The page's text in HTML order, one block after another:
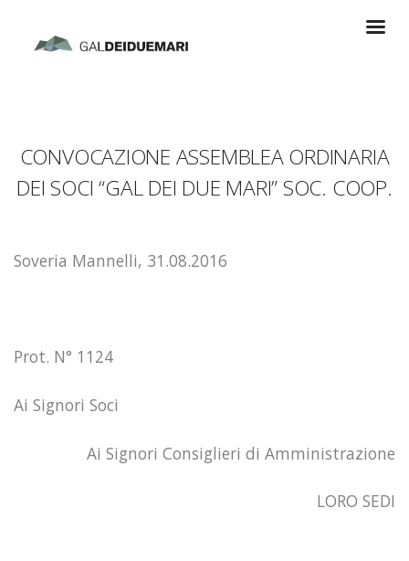
CONVOCAZIONE ASSEMBLEA ORDINARIA
DEI SOCI “GAL DEI DUE MARI” SOC. COOP.
Soveria Mannelli, 31.08.2016
Prot. N° 1124
Ai Signori Soci
Ai Signori Consiglieri di Amministrazione
LORO SEDI